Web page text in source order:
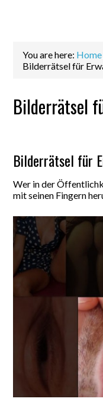
You are here: Home
Bilderrätsel für
Bilderrätsel
Bilderrätsel für
Wer in der
mit seinen Fingern